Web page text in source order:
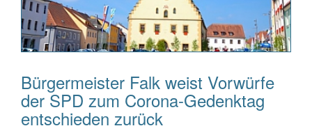
Bürgermeister Falk weist Vorwürfe
der SPD zum Corona-Gedenktag
entschieden zurück